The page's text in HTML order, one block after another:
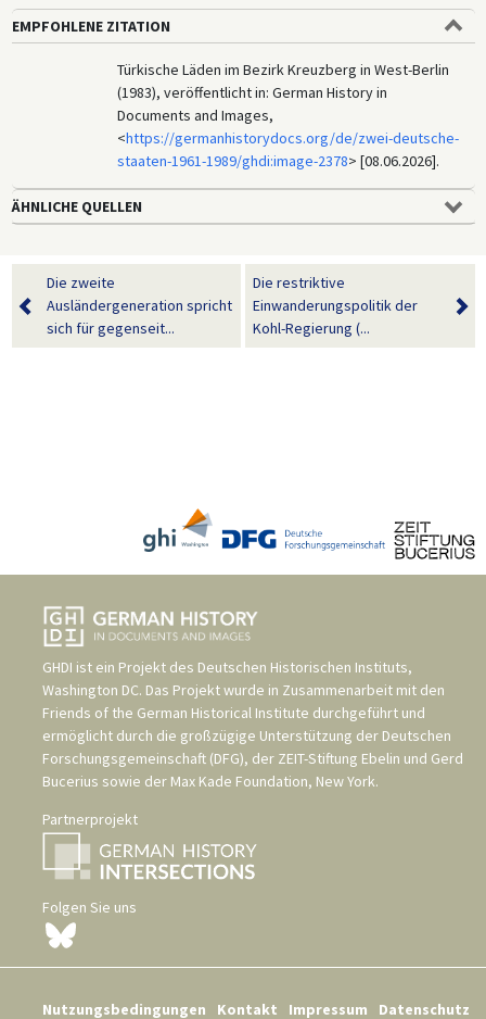
EMPFOHLENE ZITATION
Türkische Läden im Bezirk Kreuzberg in West-Berlin
(1983), veröffentlicht in: German History in
Documents and Images,
<https://germanhistorydocs.org/de/zwei-deutsche-
staaten-1961-1989/ghdi:image-2378> [08.06.2026].
ÄHNLICHE QUELLEN
Die zweite
Ausländergeneration spricht
sich für gegenseit...
Die restriktive
Einwanderungspolitik der
Kohl-Regierung (...
GHDI ist ein Projekt des Deutschen Historischen Instituts,
Washington DC. Das Projekt wurde in Zusammenarbeit mit den
Friends of the German Historical Institute durchgeführt und
ermöglicht durch die großzügige Unterstützung der Deutschen
Forschungsgemeinschaft (DFG), der ZEIT-Stiftung Ebelin und Gerd
Bucerius sowie der Max Kade Foundation, New York.
Partnerprojekt
Folgen Sie uns
Nutzungsbedingungen Kontakt Impressum Datenschutz